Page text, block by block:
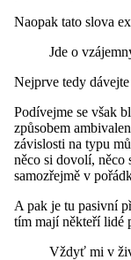
Naopak tato slova
Jde o
Nejprve tedy
Podívejme se však
způsobem
závislosti na typu
něco si dovolí,
samozřejmě v
A pak je tu pasivní
tím mají někteří lidé
Vždyť mi v